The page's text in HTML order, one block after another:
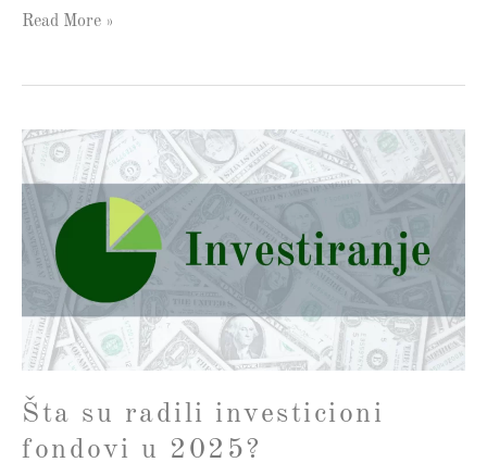
Read More »
Šta su radili investicioni
fondovi u 2025?
Šta
su
investicioni
fondovi